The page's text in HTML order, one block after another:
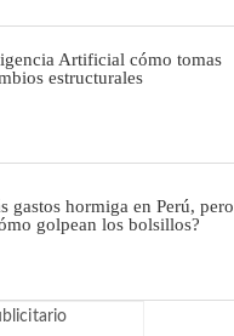
Artificial cómo tomas
estructurales
gastos hormiga en Perú, pero
golpean los bolsillos?